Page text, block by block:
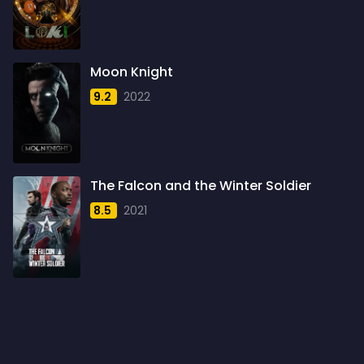
1960
1961
1962
1963
1964
1965
1966
1967
1968
Moon Knight
9.2 2022
The Falcon and the Winter Soldier
8.5 2021